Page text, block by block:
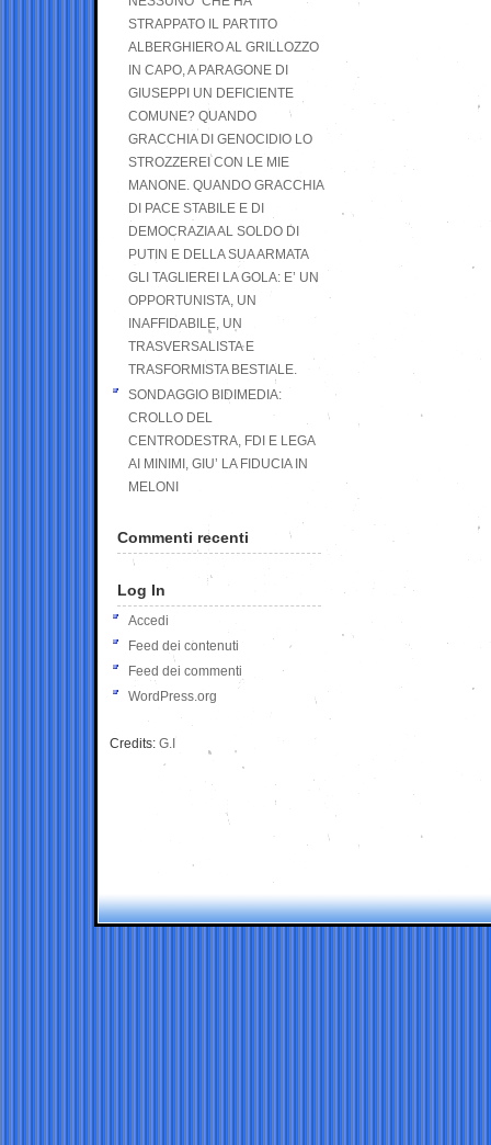
STRAPPATO IL PARTITO
ALBERGHIERO AL GRILLOZZO
IN CAPO, A PARAGONE DI
GIUSEPPI UN DEFICIENTE
COMUNE? QUANDO
GRACCHIA DI GENOCIDIO LO
STROZZEREI CON LE MIE
MANONE. QUANDO GRACCHIA
DI PACE STABILE E DI
DEMOCRAZIA AL SOLDO DI
PUTIN E DELLA SUA ARMATA
GLI TAGLIEREI LA GOLA: E’ UN
OPPORTUNISTA, UN
INAFFIDABILE, UN
TRASVERSALISTA E
TRASFORMISTA BESTIALE.
SONDAGGIO BIDIMEDIA:
CROLLO DEL
CENTRODESTRA, FDI E LEGA
AI MINIMI, GIU’ LA FIDUCIA IN
MELONI
Commenti recenti
Log In
Accedi
Feed dei contenuti
Feed dei commenti
WordPress.org
Credits: G.I